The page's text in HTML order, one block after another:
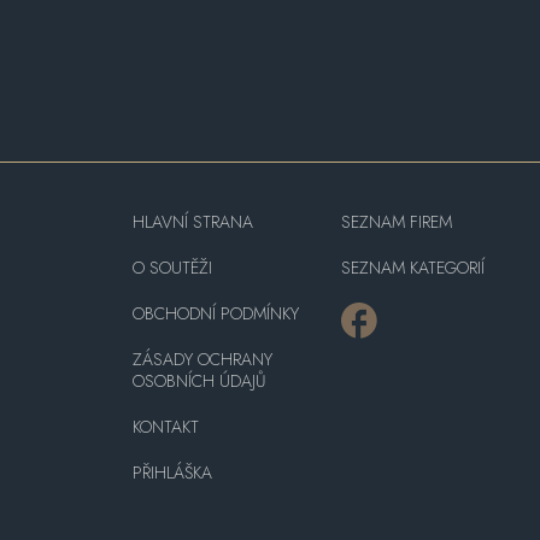
HLAVNÍ STRANA
O SOUTĚŽI
OBCHODNÍ PODMÍNKY
ZÁSADY OCHRANY
OSOBNÍCH ÚDAJŮ
KONTAKT
PŘIHLÁŠKA
SEZNAM FIREM
SEZNAM KATEGORIÍ